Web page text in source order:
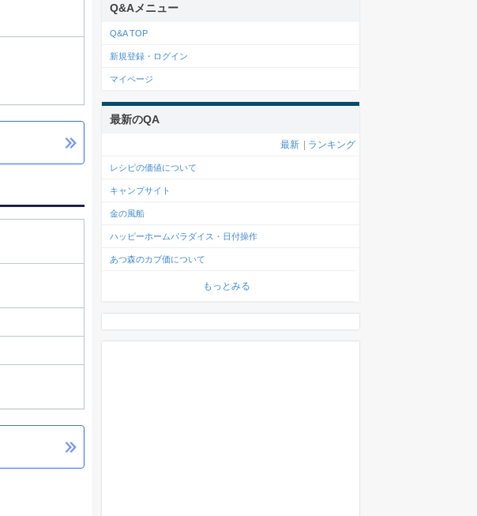
Q&Aメニュー
Q&A TOP
新規登録・ログイン
マイページ
最新のQA
最新 ランキング
レシピの価値について
キャンプサイト
金の風船
ハッピーホームパラダイス・日付操作
あつ森のカブ価について
もっとみる